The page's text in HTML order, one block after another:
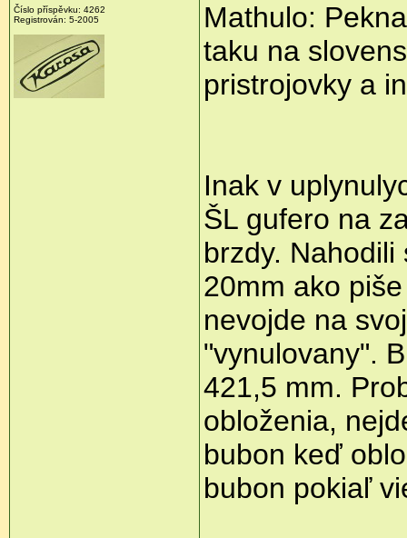
Číslo příspěvku: 4262
Registrován: 5-2005
Mathulo:
taku na
pristrojovky a
Inak v
ŠL gufero na
brzdy.
20mm ako
nevojde na
"vynulovany".
421,5 mm.
obloženia,
bubon keď
bubon pokiaľ